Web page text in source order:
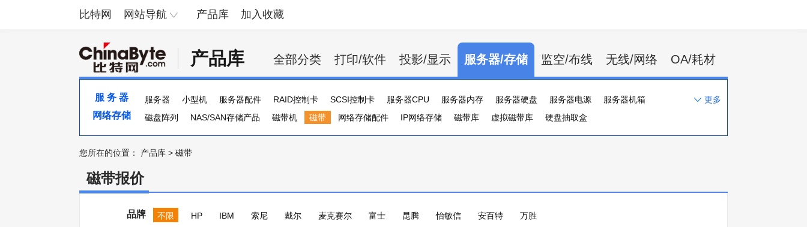
比特网 网站导航 产品库 加入收藏
产品库 全部分类 打印/软件 投影/显示 服务器/存储 监空/布线 无线/网络 OA/耗材
服 务 器 服务器 小型机 服务器配件 RAID控制卡 SCSI控制卡 服务器CPU 服务器内存 服务器硬盘 服务器电源
服务器机箱
服务器主板
更多
网络存储 磁盘阵列 NAS/SAN存储产品 磁带机 磁带 网络存储配件 IP网络存储 磁带库 虚拟磁带库 硬盘抽取盒
您所在的位置： 产品库 > 磁带
磁带报价
品牌 不限 HP IBM 索尼 戴尔 麦克赛尔 富士 昆腾 怡敏信 安百特 万胜